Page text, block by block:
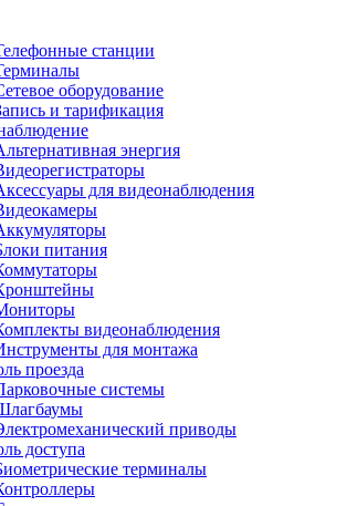
станции
оборудование
и тарификация
энергия
для видеонаблюдения
питания
видеонаблюдения
для монтажа
проезда
системы
приводы
доступа
терминалы